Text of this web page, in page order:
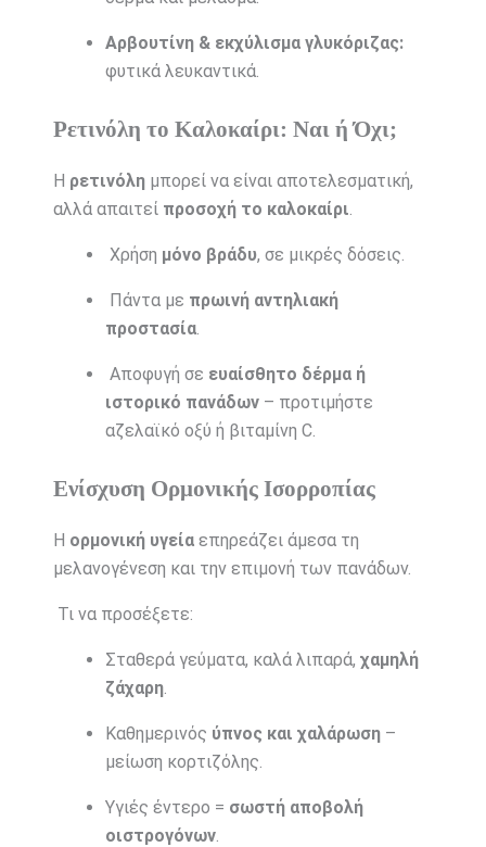
Αρβουτίνη & εκχύλισμα γλυκόριζας:
φυτικά λευκαντικά.
Ρετινόλη το Καλοκαίρι: Ναι ή Όχι;
Η ρετινόλημπορεί να είναι αποτελεσματική,
αλλά απαιτεί προσοχή το καλοκαίρι
Χρήση μόνο βράδυ, σε μικρές δόσεις.
Πάντα με πρωινή αντηλιακή
προστασία.
Αποφυγή σε ευαίσθητο δέρμα ή
ιστορικό πανάδων– προτιμήστε
αζελαϊκό οξύ ή βιταμίνη C.
Ενίσχυση Ορμονικής Ισορροπίας
Η ορμονική υγείαεπηρεάζει άμεσα τη
μελανογένεση και την επιμονή των πανάδων.
Τι να προσέξετε:
Σταθερά γεύματα, καλά λιπαρά, χαμηλή
ζάχαρη.
Καθημερινός ύπνος και χαλάρωση–
μείωση κορτιζόλης.
Υγιές έντερο = σωστή αποβολή
οιστρογόνων.